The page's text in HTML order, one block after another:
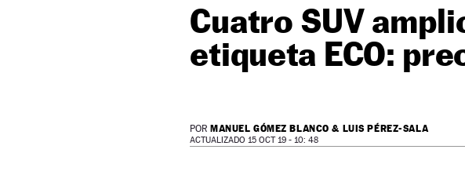
Cuatro SUV
etiqueta ECO:
POR MANUEL GÓMEZ BLANCO & LUIS PÉREZ-SALA
ACTUALIZADO 15 OCT 19 - 10: 48